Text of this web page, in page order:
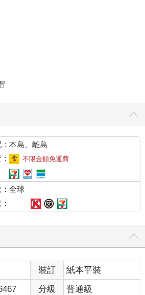
本島、離島
不限金額免運費
全球
裝訂
紙本平裝
分級 普通級